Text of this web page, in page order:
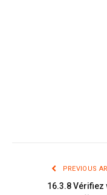
PREVIOUS
16.3.8 Vérifiez